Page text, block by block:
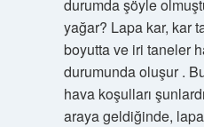
durumda şöyle
yağar? Lapa kar, kar
boyutta ve iri taneler
durumunda oluşur .
hava koşulları
araya geldiğinde,